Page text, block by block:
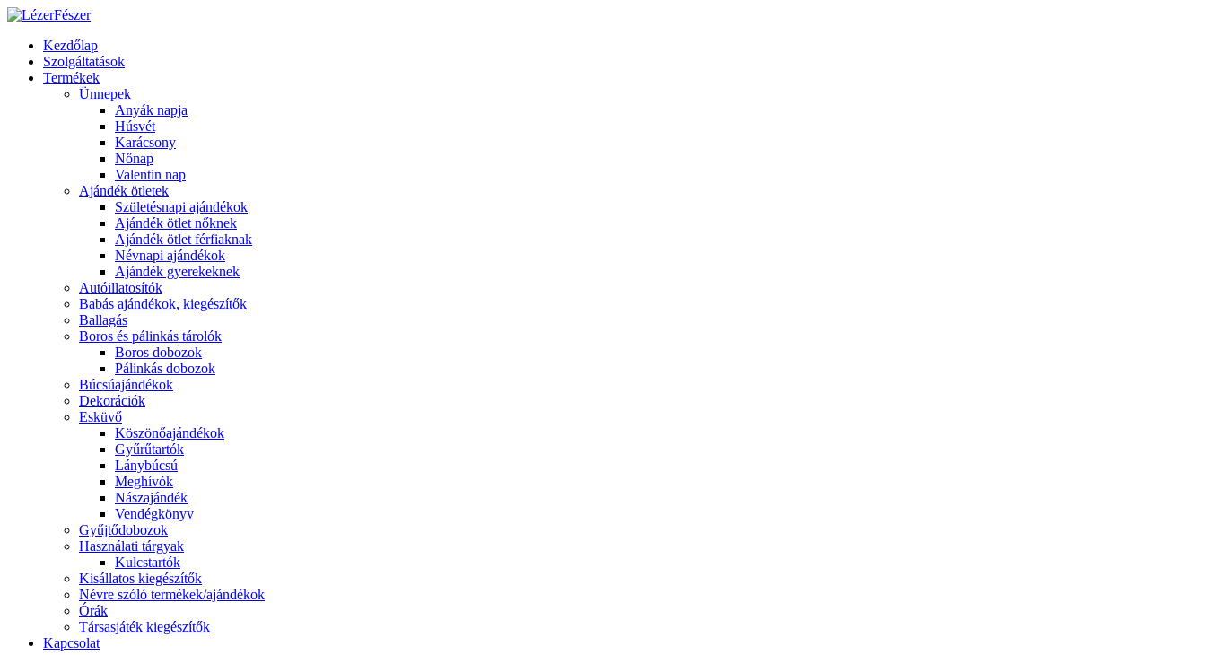
Kezdőlap
Szolgáltatások
Termékek
Ünnepek
Anyák napja
Húsvét
Karácsony
Nőnap
Valentin nap
Ajándék ötletek
Születésnapi ajándékok
Ajándék ötlet nőknek
Ajándék ötlet férfiaknak
Névnapi ajándékok
Ajándék gyerekeknek
Autóillatosítók
Babás ajándékok, kiegészítők
Ballagás
Boros és pálinkás tárolók
Boros dobozok
Pálinkás dobozok
Búcsúajándékok
Dekorációk
Esküvő
Köszönőajándékok
Gyűrűtartók
Lánybúcsú
Meghívók
Nászajándék
Vendégkönyv
Gyűjtődobozok
Használati tárgyak
Kulcstartók
Kisállatos kiegészítők
Névre szóló termékek/ajándékok
Órák
Társasjáték kiegészítők
Kapcsolat